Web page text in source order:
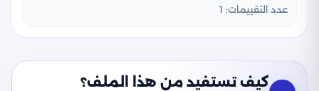
عدد التقييمات: 1
كيف تستفيد من هذا الملف؟